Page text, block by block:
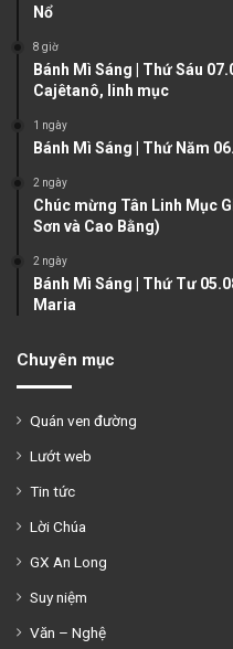
Nổ
8 giờ
Bánh Mì Sáng | Thứ Sáu
Cajêtanô, linh mục
1 ngày
Bánh Mì Sáng | Thứ Năm
2 ngày
Chúc mừng Tân Linh Mục
Sơn và Cao Bằng)
2 ngày
Bánh Mì Sáng | Thứ Tư
Maria
Chuyên mục
Quán ven đường
Lướt web
Tin tức
Lời Chúa
GX An Long
Suy niệm
Văn – Nghệ